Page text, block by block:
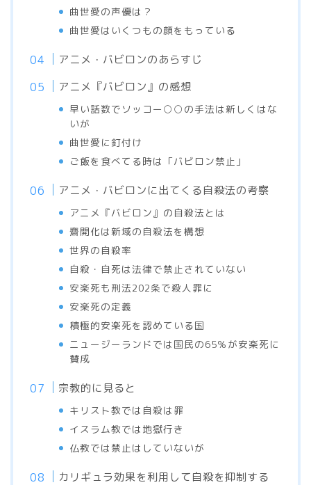
曲世愛の声優は？
曲世愛はいくつもの顔をもっている
アニメ・バビロンのあらすじ
アニメ『バビロン』の感想
早い話数でソッコー○○の手法は新しくはな
いが
曲世愛に釘付け
ご飯を食べてる時は「バビロン禁止」
アニメ・バビロンに出てくる自殺法の考察
アニメ『バビロン』の自殺法とは
齋開化は新域の自殺法を構想
世界の自殺率
自殺・自死は法律で禁止されていない
安楽死も刑法202条で殺人罪に
安楽死の定義
積極的安楽死を認めている国
ニュージーランドでは国民の65％が安楽死に
賛成
宗教的に見ると
キリスト教では自殺は罪
イスラム教では地獄行き
仏教では禁止はしていないが
カリギュラ効果を利用して自殺を抑制する